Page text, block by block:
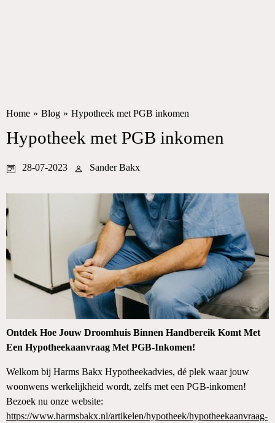
Home » Blog » Hypotheek met PGB inkomen
Hypotheek met PGB inkomen
28-07-2023 Sander Bakx
Ontdek Hoe Jouw Droomhuis Binnen Handbereik Komt Met
Een Hypotheekaanvraag Met PGB-Inkomen!
Welkom bij Harms Bakx Hypotheekadvies, dé plek waar jouw
woonwens werkelijkheid wordt, zelfs met een PGB-inkomen!
Bezoek nu onze website:
https://www.harmsbakx.nl/artikelen/hypotheek/hypotheekaanvraag-